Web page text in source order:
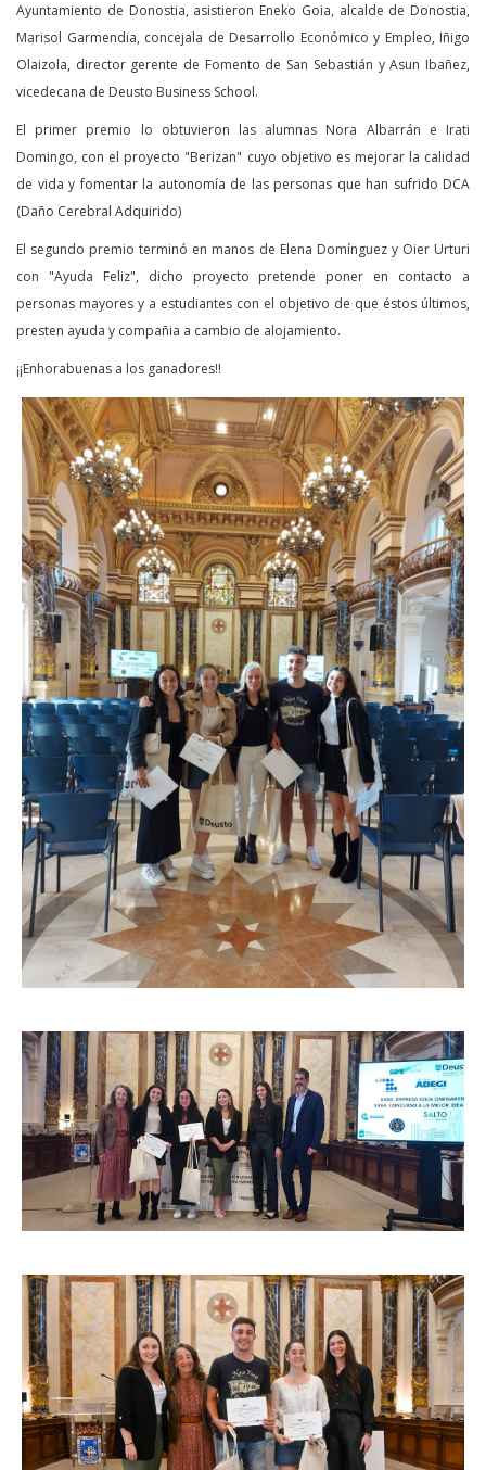
Ayuntamiento de Donostia, asistieron Eneko Goia, alcalde de Donostia,
Marisol Garmendia, concejala de Desarrollo Económico y Empleo, Iñigo
Olaizola, director gerente de Fomento de San Sebastián y Asun Ibañez,
vicedecana de Deusto Business School.
El primer premio lo obtuvieron las alumnas Nora Albarrán e Irati
Domingo, con el proyecto "Berizan" cuyo objetivo es mejorar la calidad
de vida y fomentar la autonomía de las personas que han sufrido DCA
(Daño Cerebral Adquirido)
El segundo premio terminó en manos de Elena Domínguez y Oier Urturi
con "Ayuda Feliz", dicho proyecto pretende poner en contacto a
personas mayores y a estudiantes con el objetivo de que éstos últimos,
presten ayuda y compañia a cambio de alojamiento.
¡¡Enhorabuenas a los ganadores!!